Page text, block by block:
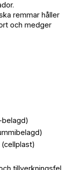
remmar håller
och medger
belagd)
(cellplast)
tillverkningsfel